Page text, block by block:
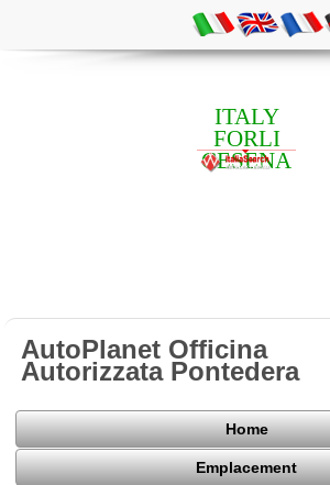
ITALY
FORLI
CESENA
AutoPlanet Officina
Autorizzata Pontedera
Home
Emplacement